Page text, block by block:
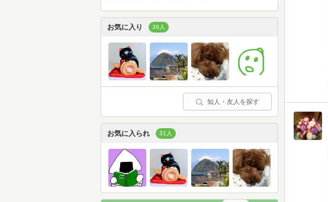
お気に入り 39人
知人・友人を探す
お気に入られ 31人